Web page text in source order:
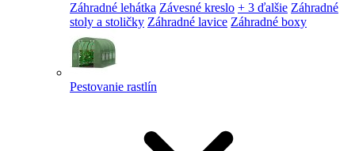
Záhradné lehátka Závesné kreslo + 3 ďalšie Záhradné
stoly a stoličky Záhradné lavice Záhradné boxy
Pestovanie rastlín